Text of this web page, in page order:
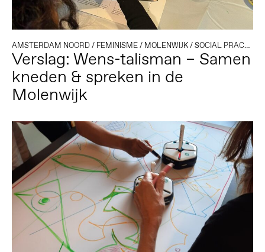
AMSTERDAM NOORD/ FEMINISME/ MOLENWIJK/SOCIAL PRACTICE
Verslag: Wens-talisman – Samen
kneden & spreken in de
Molenwijk